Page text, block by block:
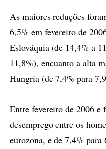
As maiores reduções
6,5% em fevereiro de
Eslováquia (de 14,4% a
11,8%), enquanto a alta
Hungria (de 7,4% para
Entre fevereiro de 2006 e
desemprego entre os
eurozona, e de 7,4% para